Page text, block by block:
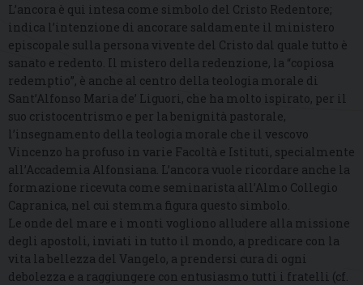
L’ancora è qui intesa come simbolo del Cristo Redentore;
indica l’intenzione di ancorare saldamente il ministero
episcopale sulla persona vivente del Cristo dal quale tutto è
sanato e redento. Il mistero della redenzione, la “copiosa
redemptio”, è anche al centro della teologia morale di
Sant’Alfonso Maria de’ Liguori, che ha molto ispirato, per il
suo cristocentrismo e per la benignità pastorale,
l’insegnamento della teologia morale che il vescovo
Vincenzo ha profuso in varie Facoltà e Istituti, specialmente
all’Accademia Alfonsiana. L’ancora vuole ricordare anche la
formazione ricevuta come seminarista all’Almo Collegio
Capranica, nel cui stemma figura questo simbolo.
Le onde del mare e i monti vogliono alludere alla missione
degli apostoli, inviati in tutto il mondo, a predicare con la
vita la bellezza del Vangelo, a prendersi cura di ogni
debolezza e a raggiungere con entusiasmo tutti i fratelli (cf.